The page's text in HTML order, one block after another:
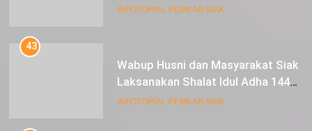
Lestarikan Peradaban
INFOTORIAL PEMKAB SIAK
43
Wabup Husni dan Masyarakat Siak
Laksanakan Shalat Idul Adha 1445
Hijriah di Lapangan Tugu Siak
INFOTORIAL PEMKAB SIAK